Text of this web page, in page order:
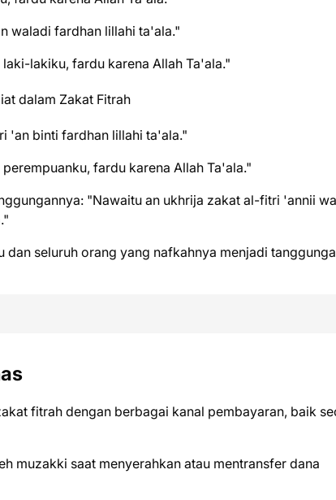
waladi fardhan lillahi ta'ala."
lakiku, fardu karena Allah Ta'ala."
'an binti fardhan lillahi ta'ala."
fardu karena Allah Ta'ala."
"Nawaitu an ukhrija zakat al-fitri 'annii
seluruh orang yang nafkahnya menjadi
fitrah dengan berbagai kanal pembayaran, baik
muzakki saat menyerahkan atau mentransfer dana